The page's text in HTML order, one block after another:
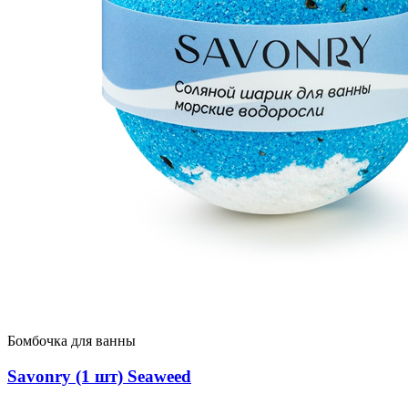
Бомбочка для ванны
Savonry (1 шт) Seaweed